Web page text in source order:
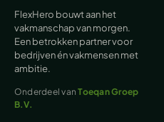
FlexHero bouwt aan het
vakmanschap van morgen.
Een betrokken partner voor
bedrijven én vakmensen met
ambitie.
Onderdeel vanToeqan Groep
B.V.